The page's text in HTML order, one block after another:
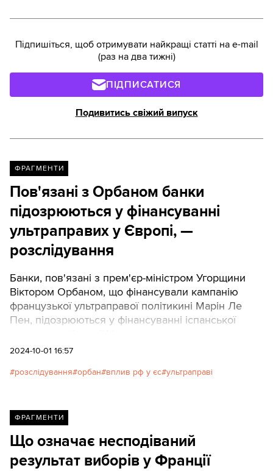
Підпишіться, щоб отримувати найкращі статті на e-mail
(раз на два тижні)
ПІДПИСАТИСЯ
Подивитись свіжий випуск
ФРАГМЕНТИ
Пов'язані з Орбаном банки
підозрюються у фінансуванні
ультраправих у Європі, —
розслідування
Банки, пов'язані з прем'єр-міністром Угорщини
Віктором Орбаном, що фінансували кампанію
французької ультраправої політикині Марін Ле
Пен, підозрюються у фінансуванні іспанської
2024-10-01 16:57
розслідування орбан вплив рф у єс ультраправі
ФРАГМЕНТИ
Що означає несподіваний
результат виборів у Франції